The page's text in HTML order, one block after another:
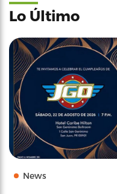
Lo Último
News